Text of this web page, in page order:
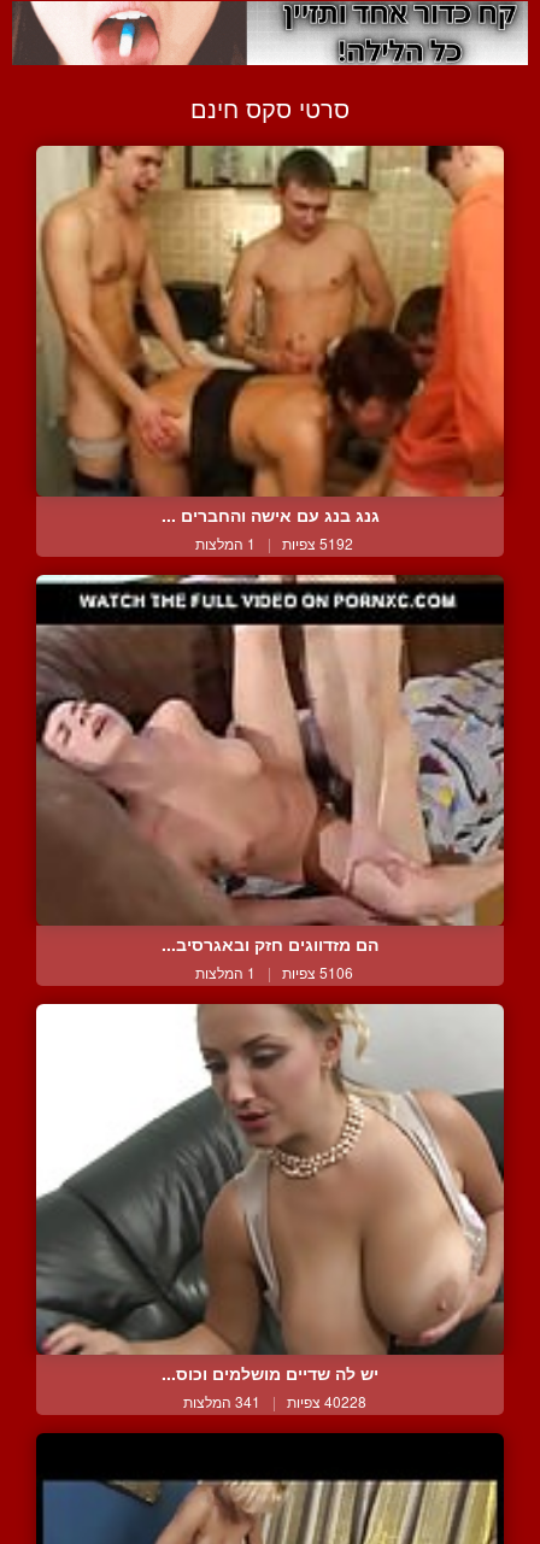
סרטי סקס חינם
גנג בנג עם אישה והחברים ...
5192 צפיות | 1 המלצות
הם מזדווגים חזק ובאגרסיב...
5106 צפיות | 1 המלצות
יש לה שדיים מושלמים וכוס...
40228 צפיות | 341 המלצות